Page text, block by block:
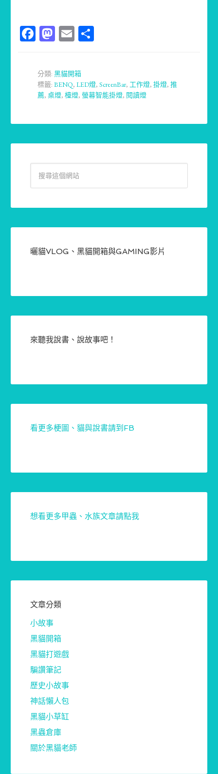
Facebook
Mastodon
Email
分類:黑貓開箱
標籤:BENQ,LED燈,ScreenBar, 工作燈,掛燈,推
薦,桌燈,檯燈,螢幕智能掛燈, 閱讀燈
曬貓VLOG、黑貓開箱與GAMING影片
來聽我說書、說故事吧！
看更多梗圖、貓與說書請到FB
想看更多甲蟲、水族文章請點我
文章分類
小故事
黑貓開箱
黑貓打遊戲
騙讚筆記
歷史小故事
神話懶人包
黑貓小草缸
黑蟲倉庫
關於黑貓老師